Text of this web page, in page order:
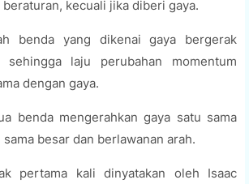
kecuali jika diberi gaya.
benda yang dikenai gaya bergerak
sehingga laju perubahan momentum
dengan gaya.
benda mengerahkan gaya satu sama
besar dan berlawanan arah.
pertama kali dinyatakan oleh Isaac